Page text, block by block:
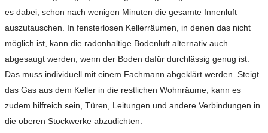
es dabei, schon nach wenigen Minuten die gesamte Innenluft
auszutauschen. In fensterlosen Kellerräumen, in denen das nicht
möglich ist, kann die radonhaltige Bodenluft alternativ auch
abgesaugt werden, wenn der Boden dafür durchlässig genug ist.
Das muss individuell mit einem Fachmann abgeklärt werden. Steigt
das Gas aus dem Keller in die restlichen Wohnräume, kann es
zudem hilfreich sein, Türen, Leitungen und andere Verbindungen in
die oberen Stockwerke abzudichten.